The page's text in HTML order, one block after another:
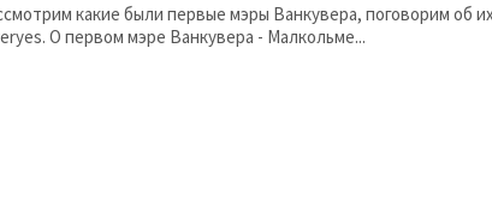
какие были первые мэры Ванкувера, поговорим об
Далее на vancouveryes. О первом мэре Ванкувера - Малкольме...